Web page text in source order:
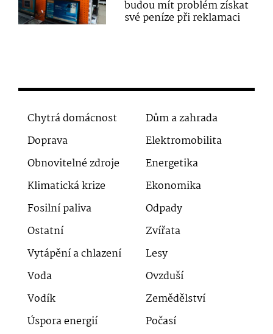
budou mít problém získat
své peníze při reklamaci
Chytrá domácnost
Dům a zahrada
Doprava
Elektromobilita
Obnovitelné zdroje
Energetika
Klimatická krize
Ekonomika
Fosilní paliva
Odpady
Ostatní
Zvířata
Vytápění a chlazení
Lesy
Voda
Ovzduší
Vodík
Zemědělství
Úspora energií
Počasí